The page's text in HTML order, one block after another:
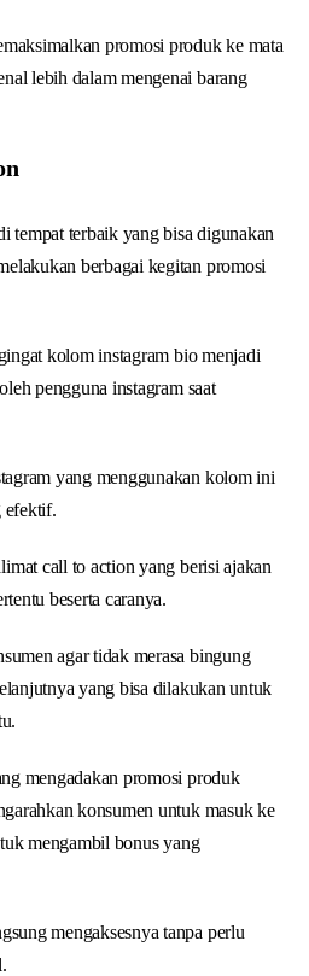
promosi produk ke mata
lebih dalam mengenai barang
tempat terbaik yang bisa digunakan
berbagai kegitan promosi
kolom instagram bio menjadi
pengguna instagram saat
yang menggunakan kolom ini
efektif.
call to action yang berisi ajakan
beserta caranya.
agar tidak merasa bingung
yang bisa dilakukan untuk
mengadakan promosi produk
konsumen untuk masuk ke
mengambil bonus yang
mengaksesnya tanpa perlu